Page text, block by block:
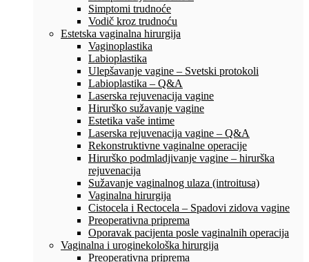
Simptomi trudnoće
Vodič kroz trudnoću
Estetska vaginalna hirurgija
Vaginoplastika
Labioplastika
Ulepšavanje vagine – Svetski protokoli
Labioplastika – Q&A
Laserska rejuvenacija vagine
Hirurško sužavanje vagine
Estetika vaše intime
Laserska rejuvenacija vagine – Q&A
Rekonstruktivne vaginalne operacije
Hirurško podmladjivanje vagine – hirurška
rejuvenacija
Sužavanje vaginalnog ulaza (introitusa)
Vaginalna hirurgija
Cistocela i Rectocela – Spadovi zidova vagine
Preoperativna priprema
Oporavak pacijenta posle vaginalnih operacija
Vaginalna i uroginekološka hirurgija
Preoperativna priprema